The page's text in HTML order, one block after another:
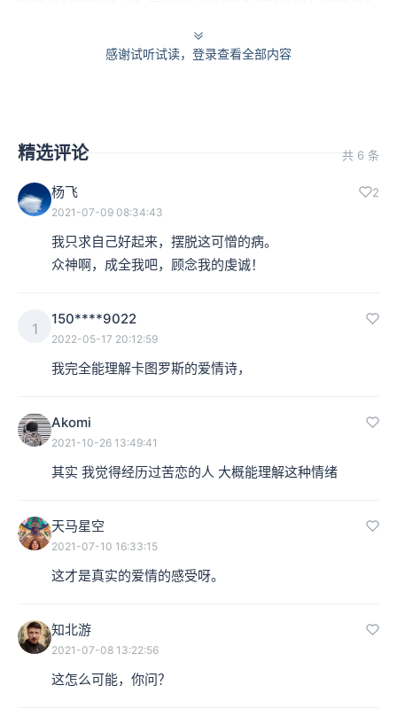
诗歌，而不是西方诗歌而言的。
为发源地是埃及的亚历山大城，所以命名为“亚历山大主
辞教师从希腊引入意大利地区，然后传播到罗马。后来又
经历了一个多世纪，才从希腊语变化为成熟的拉丁语。公
元前1世纪出现在罗马的“新诗派”（novi poetae）就是亚历
重要的一位，也几乎是今天人们所知道的唯一的一位。
感谢试听试读，登录查看全部内容
精选评论 共 6 条
杨飞 2
2021-07-09 08:34:43
我只求自己好起来，摆脱这可憎的病。
众神啊，成全我吧，顾念我的虔诚！
1
150****9022
2022-05-17 20:12:59
我完全能理解卡图罗斯的爱情诗，
Akomi
2021-10-26 13:49:41
其实 我觉得经历过苦恋的人 大概能理解这种情绪
天马星空
2021-07-10 16:33:15
这才是真实的爱情的感受呀。
知北游
2021-07-08 13:22:56
这怎么可能，你问？